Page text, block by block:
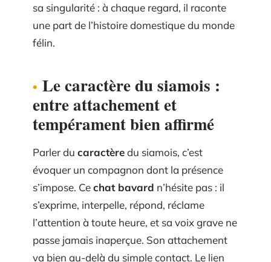
sa singularité : à chaque regard, il raconte
une part de l’histoire domestique du monde
félin.
Le caractère du siamois :
entre attachement et
tempérament bien affirmé
Parler du caractèredu siamois, c’est
évoquer un compagnon dont la présence
s’impose. Cechat bavard n’hésite pas : il
s’exprime, interpelle, répond, réclame
l’attention à toute heure, et sa voix grave ne
passe jamais inaperçue. Son attachement
va bien au-delà du simple contact. Le lien